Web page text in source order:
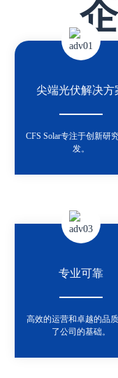
尖端光伏解决方
CFS Solar专注于创新研
发。
专业可靠
高效的运营和卓越的品
了公司的基础。